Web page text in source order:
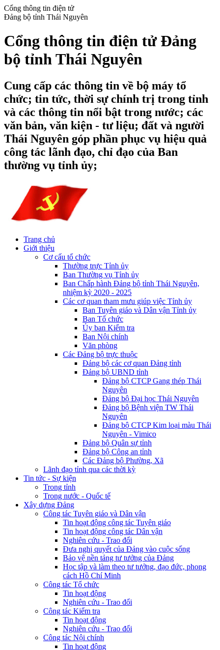
Cổng thông tin điện tử
Đảng bộ tỉnh Thái Nguyên
Cổng thông tin điện tử Đảng
bộ tỉnh Thái Nguyên
Cung cấp các thông tin về bộ máy tổ
chức; tin tức, thời sự chính trị trong tỉnh
và các thông tin nổi bật trong nước; các
văn bản, văn kiện - tư liệu; đất và người
Thái Nguyên góp phần phục vụ hiệu quả
công tác lãnh đạo, chỉ đạo của Ban
thường vụ tỉnh ủy;
Trang chủ
Giới thiệu
Cơ cấu tổ chức
Thường trực Tỉnh ủy
Ban Thường vụ Tỉnh ủy
Ban Chấp hành Đảng bộ tỉnh Thái Nguyên,
nhiệm kỳ 2020 - 2025
Các cơ quan tham mưu giúp việc Tỉnh ủy
Ban Tuyên giáo và Dân vận Tỉnh ủy
Ban Tổ chức
Ủy ban Kiểm tra
Ban Nội chính
Văn phòng
Các Đảng bộ trực thuộc
Đảng bộ các cơ quan Đảng tỉnh
Đảng bộ UBND tỉnh
Đảng bộ CTCP Gang thép Thái
Nguyên
Đảng bộ Đại học Thái Nguyên
Đảng bộ Bệnh viện TW Thái
Nguyên
Đảng bộ CTCP Kim loại màu Thái
Nguyên - Vimico
Đảng bộ Quân sự tỉnh
Đảng bộ Công an tỉnh
Các Đảng bộ Phường, Xã
Lãnh đạo tỉnh qua các thời kỳ
Tin tức - Sự kiện
Trong tỉnh
Trong nước - Quốc tế
Xây dựng Đảng
Công tác Tuyên giáo và Dân vận
Tin hoạt động công tác Tuyên giáo
Tin hoạt động công tác Dân vận
Nghiên cứu - Trao đổi
Đưa nghị quyết của Đảng vào cuộc sống
Bảo vệ nền tảng tư tưởng của Đảng
Học tập và làm theo tư tưởng, đạo đức, phong
cách Hồ Chí Minh
Công tác Tổ chức
Tin hoạt động
Nghiên cứu - Trao đổi
Công tác Kiểm tra
Tin hoạt động
Nghiên cứu - Trao đổi
Công tác Nội chính
Tin hoạt động